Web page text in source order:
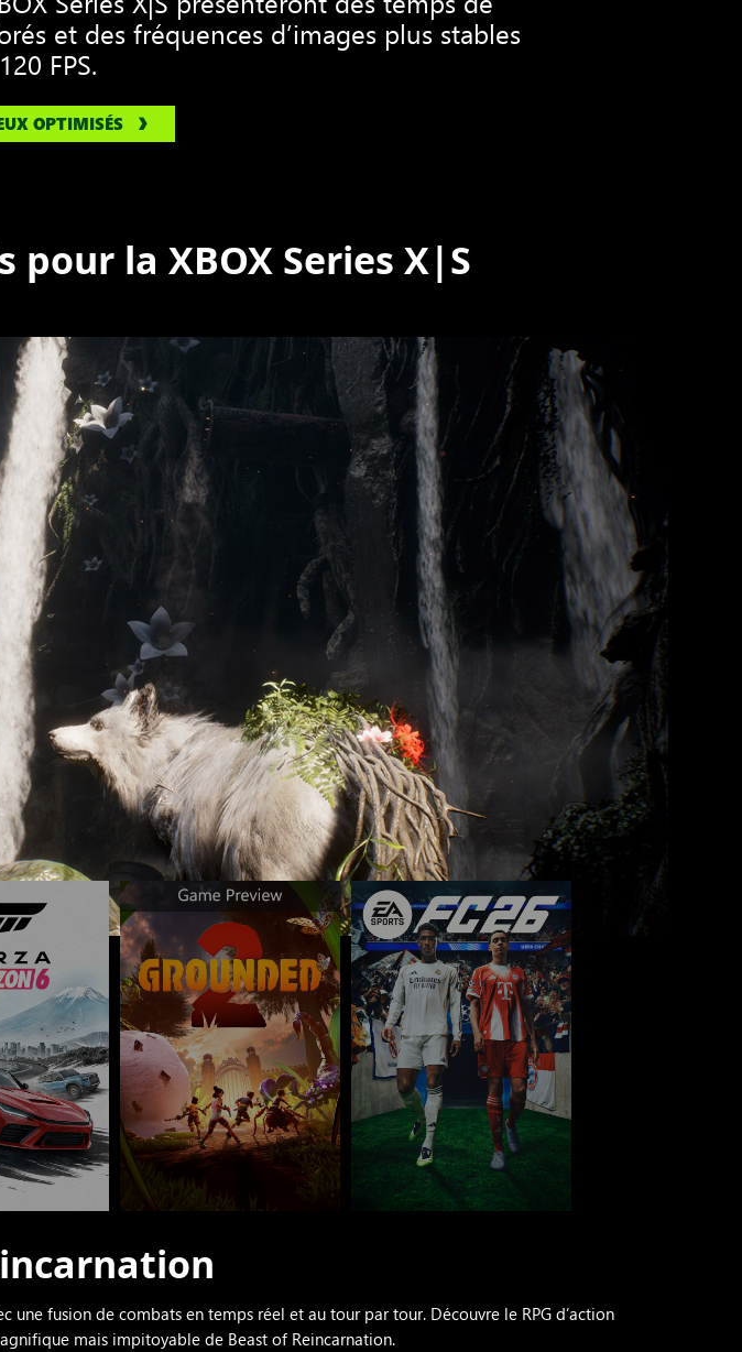
et des fréquences d’images plus stables
FPS.
OPTIMISÉS
la XBOX Series X|S
une fusion de combats en temps réel et au tour par tour. Découvre le RPG d’action
mais impitoyable de Beast of Reincarnation.